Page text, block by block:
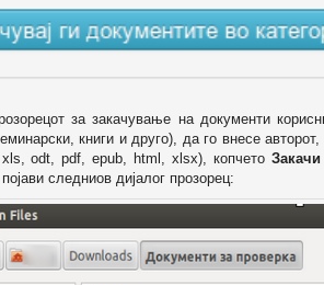
за закачување на документи
книги и друго), да го внесе
odt, pdf, epub, html, xlsx), копчето Закачи
следниов дијалог прозорец: